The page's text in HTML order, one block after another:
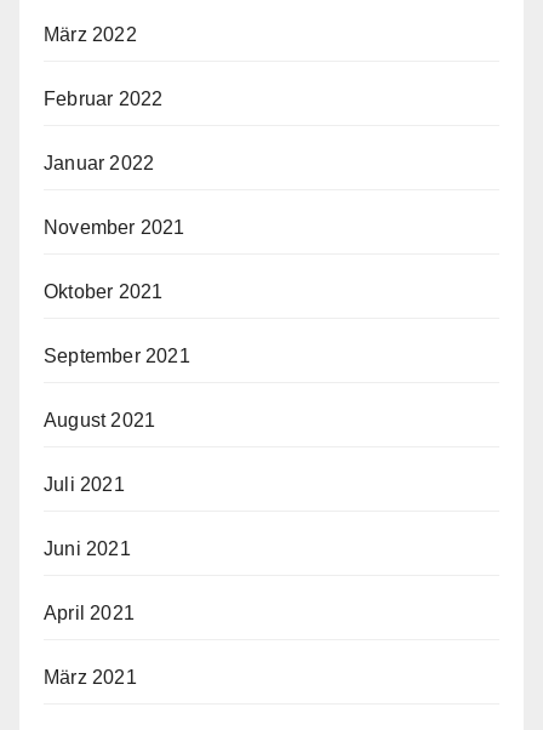
März 2022
Februar 2022
Januar 2022
November 2021
Oktober 2021
September 2021
August 2021
Juli 2021
Juni 2021
April 2021
März 2021